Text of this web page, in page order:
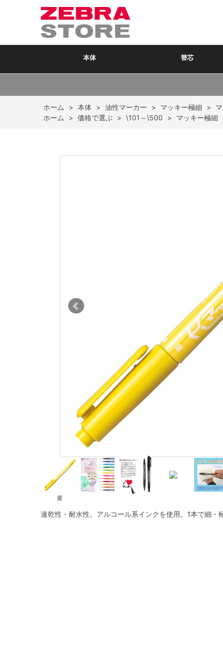
本体 替芯
ホーム > 本体 > 油性マーカー > マッキー極細 >
ホーム
> 価格で選ぶ > \101～\500 > マッキー極
黄
速乾性・耐水性。アルコール系インクを使用。1本で細・